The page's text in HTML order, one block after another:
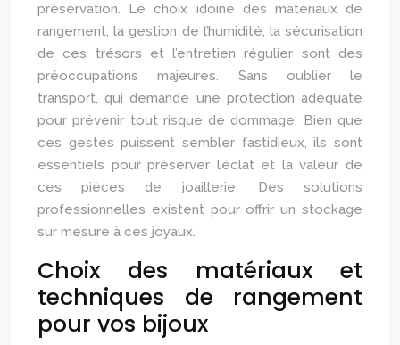
préservation. Le choix idoine des matériaux de
rangement, la gestion de l’humidité, la sécurisation
de ces trésors et l’entretien régulier sont des
préoccupations majeures. Sans oublier le
transport, qui demande une protection adéquate
pour prévenir tout risque de dommage. Bien que
ces gestes puissent sembler fastidieux, ils sont
essentiels pour préserver l’éclat et la valeur de
ces pièces de joaillerie. Des solutions
professionnelles existent pour offrir un stockage
sur mesure à ces joyaux.
Choix des matériaux et
techniques de rangement
pour vos bijoux